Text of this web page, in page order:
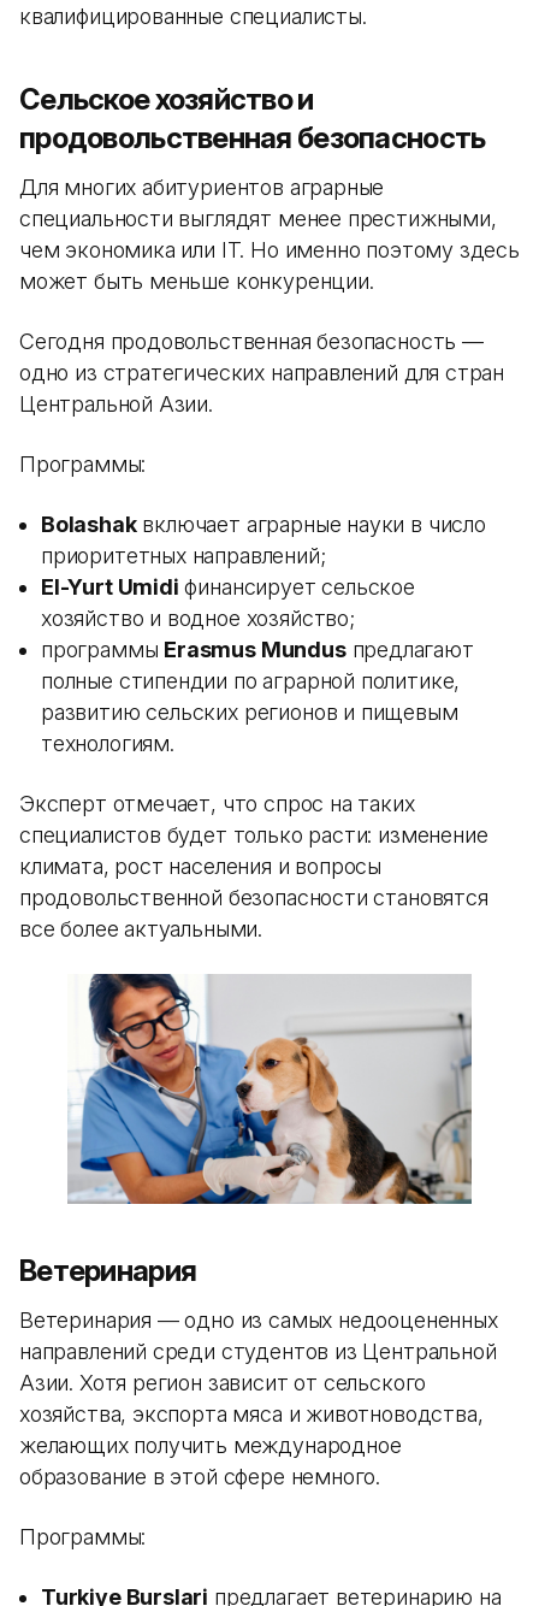
квалифицированные специалисты.
Сельское хозяйство и
продовольственная безопасность
Для многих абитуриентов аграрные
специальности выглядят менее престижными,
чем экономика или IT. Но именно поэтому здесь
может быть меньше конкуренции.
Сегодня продовольственная безопасность —
одно из стратегических направлений для стран
Центральной Азии.
Программы:
Bolashakвключает аграрные науки в число
приоритетных направлений;
El-Yurt Umidi финансирует сельское
хозяйство и водное хозяйство;
программы Erasmus Mundusпредлагают
полные стипендии по аграрной политике,
развитию сельских регионов и пищевым
технологиям.
Эксперт отмечает, что спрос на таких
специалистов будет только расти: изменение
климата, рост населения и вопросы
продовольственной безопасности становятся
все более актуальными.
Ветеринария
Ветеринария — одно из самых недооцененных
направлений среди студентов из Центральной
Азии. Хотя регион зависит от сельского
хозяйства, экспорта мяса и животноводства,
желающих получить международное
образование в этой сфере немного.
Программы:
Turkiye Burslari предлагает ветеринарию на